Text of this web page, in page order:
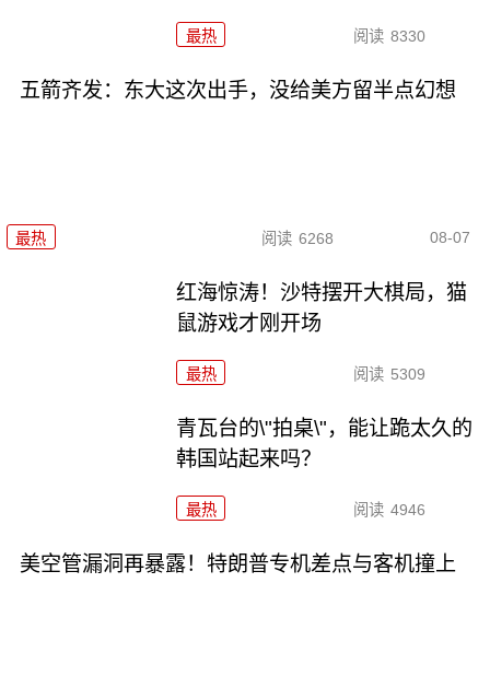
最热 阅读 8330
五箭齐发：东大这次出手，没给美方留半点幻想
最热 阅读 6268 08-07
红海惊涛！沙特摆开大棋局，猫
鼠游戏才刚开场
最热 阅读 5309
青瓦台的\"拍桌\"，能让跪太久的
韩国站起来吗？
最热 阅读 4946
美空管漏洞再暴露！特朗普专机差点与客机撞上